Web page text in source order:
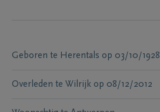
Geboren te Herentals op 03/10/1928
Overleden te Wilrijk op 08/12/2012